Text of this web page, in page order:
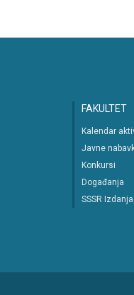
FAKULTET
Kalendar
Javne
Konkursi
Događanja
SSSR Izdanja